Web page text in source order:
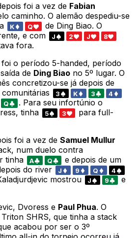
foi a vez de Fabian
caminho. O alemão despediu-se
K Q
de Ding Biao. O
e com
J 2 J
8
fora.
foi o período 5-handed, período
de Ding Biao no 5º lugar. O
concretizou-se já depois de
3 K 3
4
Q
. Para seu infortúnio o
tinha
5 3
para full-
foi a vez de Samuel Mullur
num duelo contra
tinha
A Q
e depois de um
do river
J 9 Q
4
mostrou J 9
e
Dvoress e Paul Phua. O
SHRS, que tinha a stack
acabou por ser o 3º